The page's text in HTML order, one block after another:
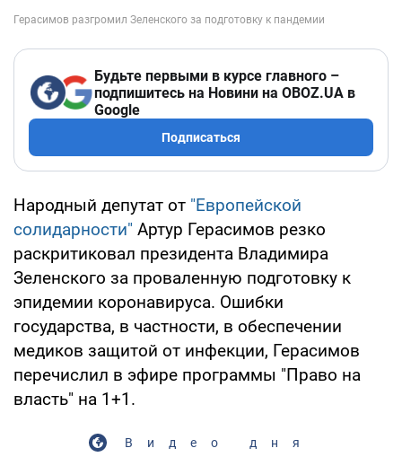
Будьте первыми в курсе главного –
подпишитесь на Новини на OBOZ.UA в
Google
Подписаться
Народный депутат от "Европейской
солидарности" Артур Герасимов резко
раскритиковал президента Владимира
Зеленского за проваленную подготовку к
эпидемии коронавируса. Ошибки
государства, в частности, в обеспечении
медиков защитой от инфекции, Герасимов
перечислил в эфире программы "Право на
власть" на 1+1.
Видео дня